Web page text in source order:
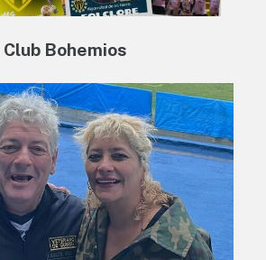
Club Bohemios